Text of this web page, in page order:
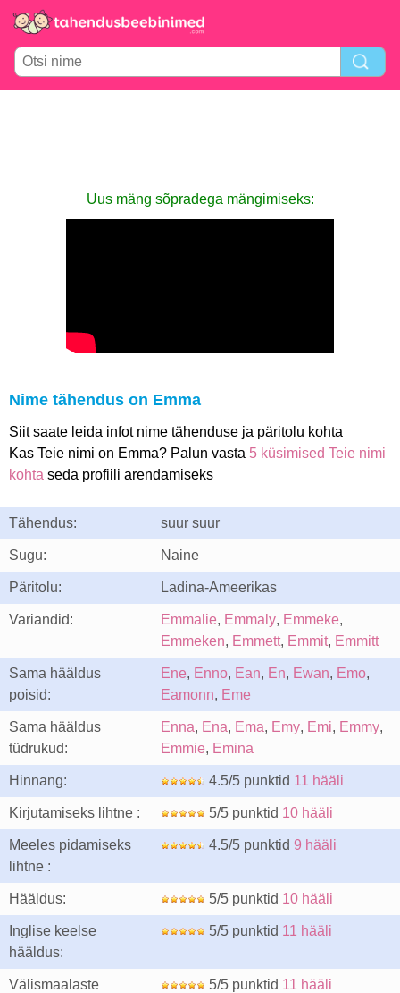
Uus mäng sõpradega mängimiseks:
Nime tähendus on Emma
Siit saate leida infot nime tähenduse ja päritolu kohta
Kas Teie nimi on Emma? Palun vasta 5 küsimised Teie nimi
kohta seda profiili arendamiseks
Tähendus: suur suur
Sugu: Naine
Päritolu: Ladina-Ameerikas
Variandid: Emmalie, Emmaly, Emmeke,
Emmeken, Emmett, Emmit, Emmitt
Sama hääldus
poisid:
Ene, Enno, Ean, En, Ewan, Emo,
Eamonn, Eme
Sama hääldus
tüdrukud:
Enna, Ena, Ema, Emy, Emi, Emmy,
Emmie, Emina
Hinnang: 4.5/5 punktid 11 hääli
Kirjutamiseks lihtne : 5/5 punktid 10 hääli
Meeles pidamiseks
lihtne :
4.5/5 punktid 9 hääli
Hääldus: 5/5 punktid 10 hääli
Inglise keelse
hääldus:
5/5 punktid 11 hääli
Välismaalaste
5/5 punktid 11 hääli